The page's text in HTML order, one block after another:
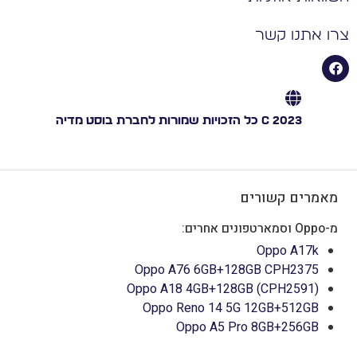
צרו אתנו קשר
C 2023 כל הזכויות שמורות לחברת בוסט מדיה
מאמרים קשורים
מ-Oppo וסמארטפונים אחרים:
Oppo A17k
Oppo A76 6GB+128GB CPH2375
Oppo A18 4GB+128GB (CPH2591)
Oppo Reno 14 5G 12GB+512GB
Oppo A5 Pro 8GB+256GB